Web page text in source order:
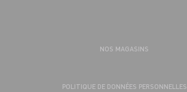
NOS MAGASINS
POLITIQUE DE DONNÉES PERSONNELLES